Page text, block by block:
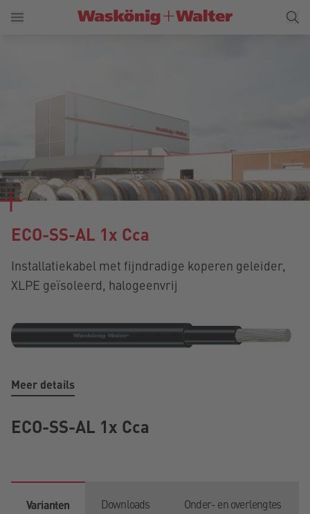
ECO-SS-AL 1x Cca
Installatiekabel met fijndradige koperen geleider,
XLPE geïsoleerd, halogeenvrij
Meer details
ECO-SS-AL 1x Cca
Varianten Downloads Onder- en overlengtes